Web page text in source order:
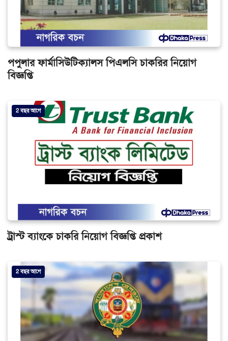
পপুলার ফার্মাসিউটিক্যালস পিএলসি চাকরির নিয়োগ
বিজ্ঞপ্তি
2 বছর আগে
ট্রাস্ট ব্যাংকে চাকরি নিয়োগ বিজ্ঞপ্তি প্রকাশ
2 বছর আগে